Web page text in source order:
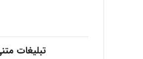
تبلیغات